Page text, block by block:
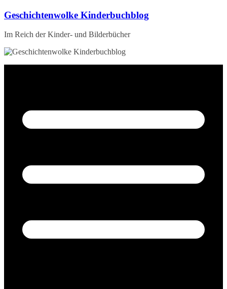
Zum
springen
Geschichtenwolke Kinderbuchblog
Im Reich der Kinder- und Bilderbücher